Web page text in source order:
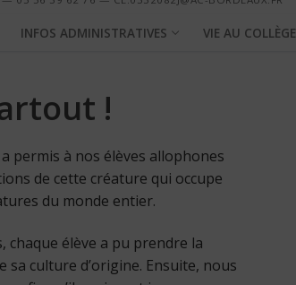
INFOS ADMINISTRATIVES VIE AU COLLÈGE
!
permis à nos élèves allophones
de cette créature qui occupe
du monde entier.
chaque élève a pu prendre la
culture d’origine. Ensuite, nous